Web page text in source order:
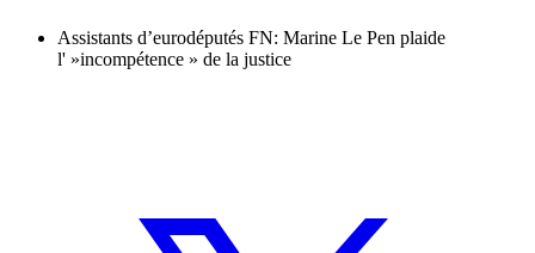
Assistants d’eurodéputés FN: Marine Le Pen plaide
l' »incompétence » de la justice